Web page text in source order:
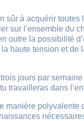
sûr à acquérir toutes
sur l’ensemble du
outre la possibilité
haute tension et de
jours par
travailleras dans
manière polyvalente